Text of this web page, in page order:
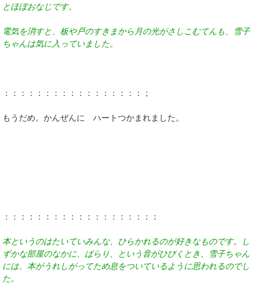
とほぼおなじです。
電気を消すと、板や戸のすきまから月の光がさしこむてんも、雪子
ちゃんは気に入っていました。
：：：：：：：：：：：：：：：：：；
もうだめ。かんぜんに ハートつかまれました。
：：：：：：：：：：：：：：：：：：：
本というのはたいていみんな、ひらかれるのが好きなものです。し
ずかな部屋のなかに、ぱらり、という音がひびくとき、雪子ちゃん
には、本がうれしがってため息をついているように思われるのでし
た。